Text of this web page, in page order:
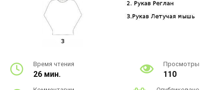
Время чтения
26 мин.
Просмотры
110